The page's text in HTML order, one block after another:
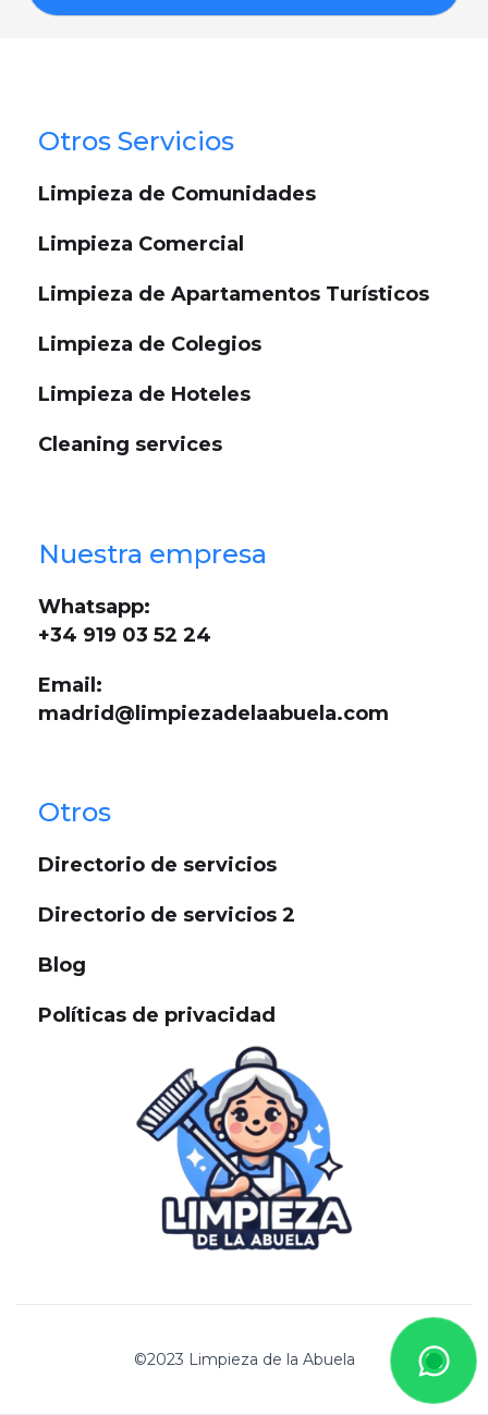
Otros Servicios
Limpieza de Comunidades
Limpieza Comercial
Limpieza de Apartamentos Turísticos
Limpieza de Colegios
Limpieza de Hoteles
Cleaning services
Nuestra empresa
Whatsapp:
+34 919 03 52 24
Email:
madrid@limpiezadelaabuela.com
Otros
Directorio de servicios
Directorio de servicios 2
Blog
Políticas de privacidad
©2023 Limpieza de la Abuela